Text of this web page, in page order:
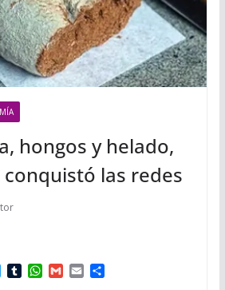
hongos y helado,
las redes
T
T
W G
E
C